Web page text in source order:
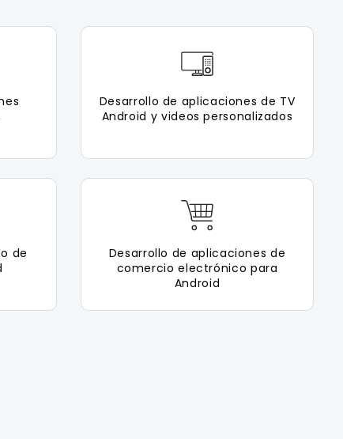
Desarrollo de aplicaciones de TV
Android y videos personalizados
de
Desarrollo de aplicaciones de
comercio electrónico para
Android